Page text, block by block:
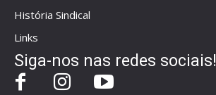
História Sindical
Links
Siga-nos nas redes sociais!